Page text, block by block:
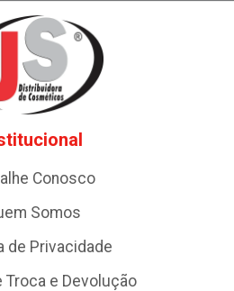
Conosco
Somos
de Privacidade
Troca e Devolução